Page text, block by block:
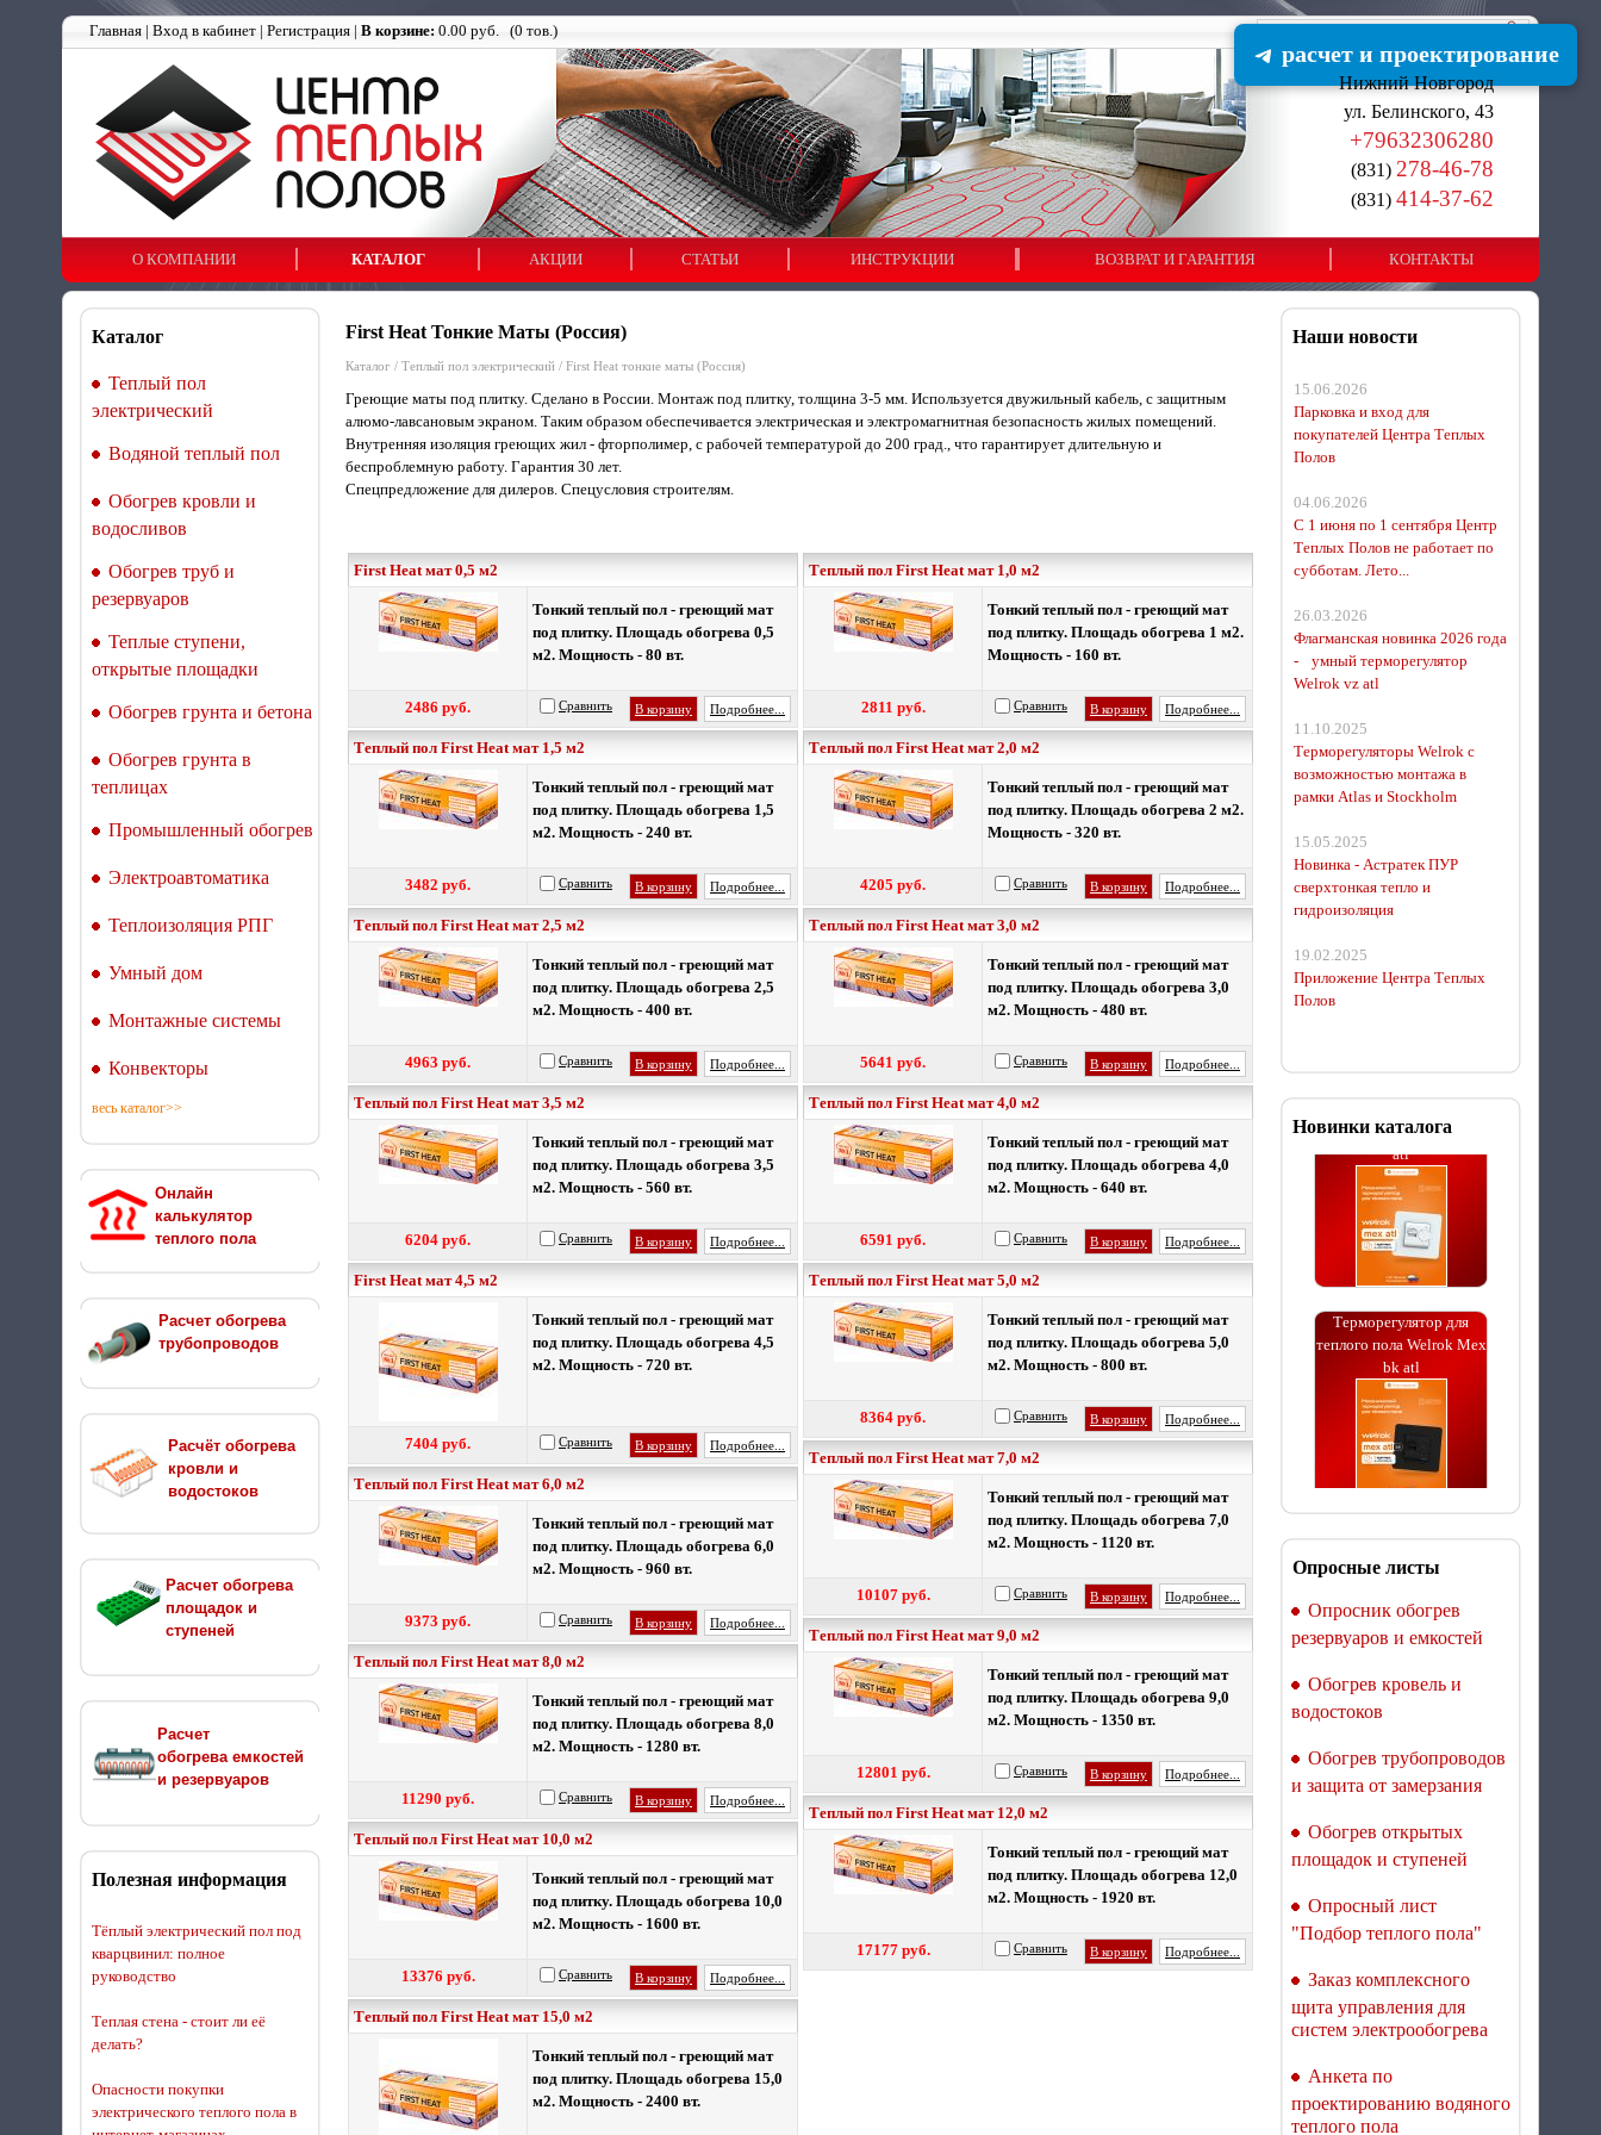
Главная | Вход в кабинет | Регистрация | В корзине: 0.00 руб. (0 тов.)
Нижний Новгород
ул. Белинского, 43
+79632306280
(831) 278-46-78
(831) 414-37-62
О КОМПАНИИ КАТАЛОГ АКЦИИ СТАТЬИ ИНСТРУКЦИИ ВОЗВРАТ И ГАРАНТИЯ КОНТАКТЫ
Каталог
Теплый пол
электрический
Водяной теплый пол
Обогрев кровли и
водосливов
Обогрев труб и
резервуаров
Теплые ступени,
открытые площадки
Обогрев грунта и бетона
Обогрев грунта в
теплицах
Промышленный обогрев
Электроавтоматика
Теплоизоляция РПГ
Умный дом
Монтажные системы
Конвекторы
весь каталог>>
Онлайн
калькулятор
теплого пола
Расчет обогрева
трубопроводов
Расчёт обогрева
кровли и
водостоков
Расчет обогрева
площадок и
ступеней
Расчет
обогрева емкостей
и резервуаров
Полезная информация
Тёплый электрический пол под
кварцвинил: полное
руководство
Теплая стена - стоит ли её
делать?
Опасности покупки
электрического теплого пола в
First Heat Тонкие Маты (Россия)
Каталог / Теплый пол электрический / First Heat тонкие маты (Россия)
Греющие маты под плитку. Сделано в России. Монтаж под плитку, толщина 3-5 мм. Используется двужильный кабель, с защитным
алюмо-лавсановым экраном. Таким образом обеспечивается электрическая и электромагнитная безопасность жилых помещений.
Внутренняя изоляция греющих жил - фторполимер, с рабочей температурой до 200 град., что гарантирует длительную и
беспроблемную работу. Гарантия 30 лет.
Спецпредложение для дилеров. Спецусловия строителям.
First Heat мат 0,5 м2
Тонкий теплый пол - греющий мат
под плитку. Площадь обогрева 0,5
м2. Мощность - 80 вт.
2486 руб. Сравнить В корзину Подробнее...
Теплый пол First Heat мат 1,5 м2
Тонкий теплый пол - греющий мат
под плитку. Площадь обогрева 1,5
м2. Мощность - 240 вт.
3482 руб. Сравнить В корзину Подробнее...
Теплый пол First Heat мат 2,5 м2
Тонкий теплый пол - греющий мат
под плитку. Площадь обогрева 2,5
м2. Мощность - 400 вт.
4963 руб. Сравнить В корзину Подробнее...
Теплый пол First Heat мат 3,5 м2
Тонкий теплый пол - греющий мат
под плитку. Площадь обогрева 3,5
м2. Мощность - 560 вт.
6204 руб. Сравнить В корзину Подробнее...
First Heat мат 4,5 м2
Тонкий теплый пол - греющий мат
под плитку. Площадь обогрева 4,5
м2. Мощность - 720 вт.
7404 руб. Сравнить В корзину Подробнее...
Теплый пол First Heat мат 6,0 м2
Тонкий теплый пол - греющий мат
под плитку. Площадь обогрева 6,0
м2. Мощность - 960 вт.
9373 руб. Сравнить В корзину Подробнее...
Теплый пол First Heat мат 8,0 м2
Тонкий теплый пол - греющий мат
под плитку. Площадь обогрева 8,0
м2. Мощность - 1280 вт.
11290 руб. Сравнить В корзину Подробнее...
Теплый пол First Heat мат 10,0 м2
Тонкий теплый пол - греющий мат
под плитку. Площадь обогрева 10,0
м2. Мощность - 1600 вт.
13376 руб. Сравнить В корзину Подробнее...
Теплый пол First Heat мат 15,0 м2
Тонкий теплый пол - греющий мат
под плитку. Площадь обогрева 15,0
м2. Мощность - 2400 вт.
Теплый пол First Heat мат 1,0 м2
Тонкий теплый пол - греющий мат
под плитку. Площадь обогрева 1 м2.
Мощность - 160 вт.
2811 руб. Сравнить В корзину Подробнее...
Теплый пол First Heat мат 2,0 м2
Тонкий теплый пол - греющий мат
под плитку. Площадь обогрева 2 м2.
Мощность - 320 вт.
4205 руб. Сравнить В корзину Подробнее...
Теплый пол First Heat мат 3,0 м2
Тонкий теплый пол - греющий мат
под плитку. Площадь обогрева 3,0
м2. Мощность - 480 вт.
5641 руб. Сравнить В корзину Подробнее...
Теплый пол First Heat мат 4,0 м2
Тонкий теплый пол - греющий мат
под плитку. Площадь обогрева 4,0
м2. Мощность - 640 вт.
6591 руб. Сравнить В корзину Подробнее...
Теплый пол First Heat мат 5,0 м2
Тонкий теплый пол - греющий мат
под плитку. Площадь обогрева 5,0
м2. Мощность - 800 вт.
8364 руб. Сравнить В корзину Подробнее...
Теплый пол First Heat мат 7,0 м2
Тонкий теплый пол - греющий мат
под плитку. Площадь обогрева 7,0
м2. Мощность - 1120 вт.
10107 руб. Сравнить В корзину Подробнее...
Теплый пол First Heat мат 9,0 м2
Тонкий теплый пол - греющий мат
под плитку. Площадь обогрева 9,0
м2. Мощность - 1350 вт.
12801 руб. Сравнить В корзину Подробнее...
Теплый пол First Heat мат 12,0 м2
Тонкий теплый пол - греющий мат
под плитку. Площадь обогрева 12,0
м2. Мощность - 1920 вт.
17177 руб. Сравнить В корзину Подробнее...
Наши новости
15.06.2026
Парковка и вход для
покупателей Центра Теплых
Полов
04.06.2026
С 1 июня по 1 сентября Центр
Теплых Полов не работает по
субботам. Лето...
26.03.2026
Флагманская новинка 2026 года
- умный терморегулятор
Welrok vz atl
11.10.2025
Терморегуляторы Welrok с
возможностью монтажа в
рамки Atlas и Stockholm
15.05.2025
Новинка - Астратек ПУР
сверхтонкая тепло и
гидроизоляция
19.02.2025
Приложение Центра Теплых
Полов
Новинки каталога
Терморегулятор для
теплого пола Welrok da
atl
теплого пола Welrok Mex
bk atl
Терморегулятор для
теплого пола Welrok Vz
Energy Save PTC 1 м
саморегулирующаяся
Опросные листы
Опросник обогрев
резервуаров и емкостей
Обогрев кровель и
водостоков
Обогрев трубопроводов
и защита от замерзания
Обогрев открытых
площадок и ступеней
Опросный лист
"Подбор теплого пола"
Заказ комплексного
щита управления для
систем электрообогрева
Анкета по
проектированию водяного
теплого пола
расчет и проектирование